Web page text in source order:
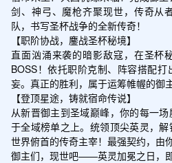
剑、神弓、魔枪齐聚现世，传奇从
队，书写圣杯战争的全新传奇！
【职阶协战，鏖战圣杯秘境】
直面汹涌来袭的暗影敌寇，在圣杯
BOSS！依托职阶克制、阵容搭配
妄。真正的胜利，属于运筹帷幄的御主
【登顶星途，铸就宿命传说】
从新晋御主到圣域巅峰，你的每一
于全域榜单之上。统领顶尖英灵，
世界俯首的传奇主宰！最强契约，由
御主们，现世吧——英灵加冕之日，即